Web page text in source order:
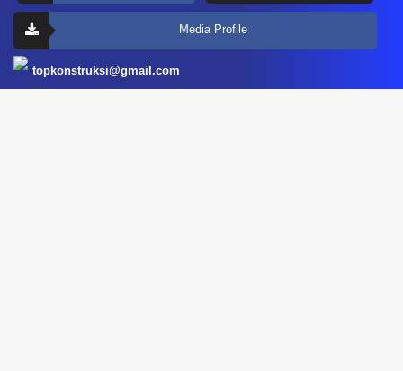
Media Profile
topkonstruksi@gmail.com